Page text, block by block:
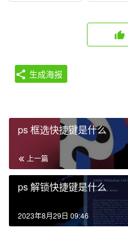
生成海报
ps 框选快捷键是什么
上一篇
ps 解锁快捷键是什么
2023年8月29日 09:46